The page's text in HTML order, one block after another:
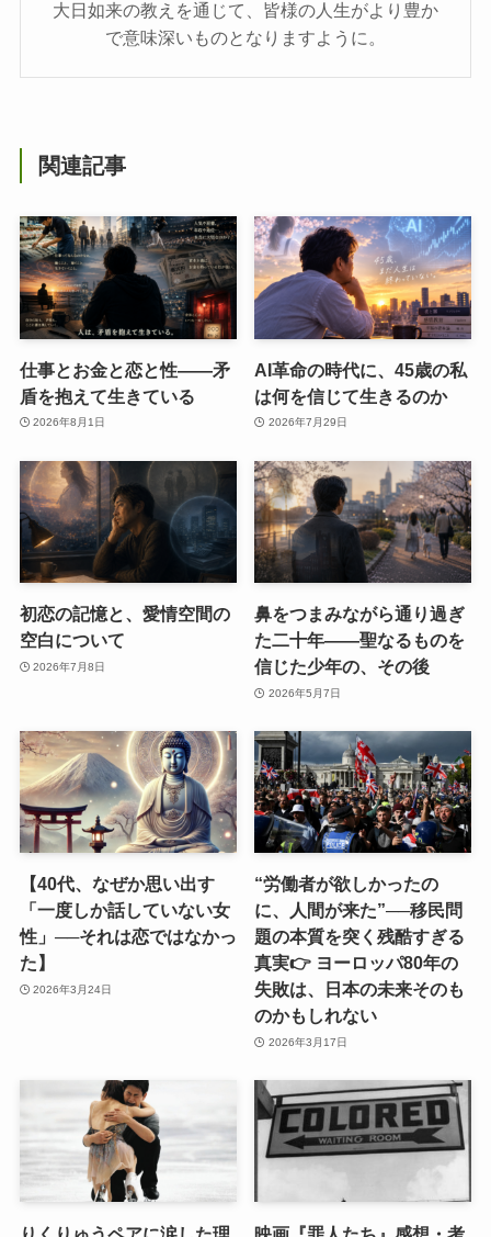
大日如来の教えを通じて、皆様の人生がより豊か
で意味深いものとなりますように。
関連記事
仕事とお金と恋と性——矛
盾を抱えて生きている
2026年8月1日
AI革命の時代に、45歳の私
は何を信じて生きるのか
2026年7月29日
初恋の記憶と、愛情空間の
空白について
2026年7月8日
鼻をつまみながら通り過ぎ
た二十年――聖なるものを
信じた少年の、その後
2026年5月7日
【40代、なぜか思い出す
「一度しか話していない女
性」──それは恋ではなかっ
た】
2026年3月24日
“労働者が欲しかったの
に、人間が来た”──移民問
題の本質を突く残酷すぎる
真実👉 ヨーロッパ80年の
失敗は、日本の未来そのも
のかもしれない
2026年3月17日